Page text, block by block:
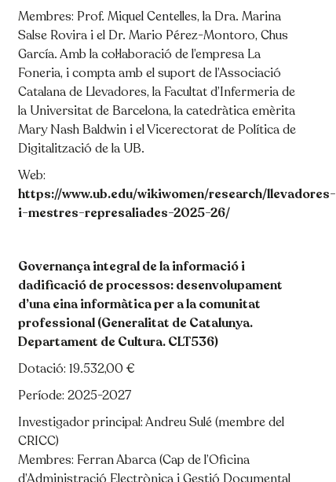
Membres: Prof. Miquel Centelles, la Dra. Marina
Salse Rovira i el Dr. Mario Pérez-Montoro, Chus
García. Amb la col·laboració de l’empresa La
Foneria, i compta amb el suport de l’Associació
Catalana de Llevadores, la Facultat d’Infermeria de
la Universitat de Barcelona, la catedràtica emèrita
Mary Nash Baldwin i el Vicerectorat de Política de
Digitalització de la UB.
Web:
https://www.ub.edu/wikiwomen/research/llevadores-
i-mestres-represaliades-2025-26/
Governança integral de la informació i
dadificació de processos: desenvolupament
d’una eina informàtica per a la comunitat
professional(Generalitat de Catalunya.
Departament de Cultura. CLT536)
Dotació: 19.532,00 €
Període: 2025-2027
Investigador principal: Andreu Sulé (membre del
CRICC)
Membres: Ferran Abarca (Cap de l’Oficina